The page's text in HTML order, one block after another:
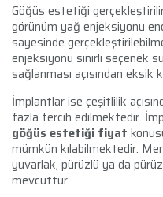
Göğüs estetiği
görünüm yağ enjeksiyonu
sayesinde
enjeksiyonu sınırlı seçenek
sağlanması açısından eksik
İmplantlar ise çeşitlilik
fazla tercih edilmektedir.
göğüs estetiği fiyat
mümkün kılabilmektedir.
yuvarlak, pürüzlü ya da
mevcuttur.